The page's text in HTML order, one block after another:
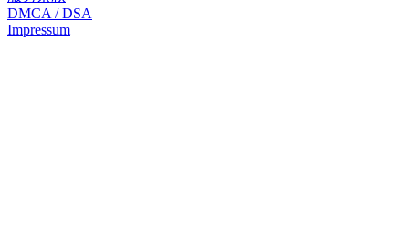
DMCA / DSA
Impressum